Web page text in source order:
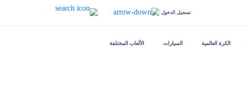
تسجيل الدخول
الكرة العالمية السيارات الألعاب المختلفة